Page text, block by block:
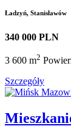
Ładzyń, Stanisławów
340 000 PLN
3 600 m2
Szczegóły